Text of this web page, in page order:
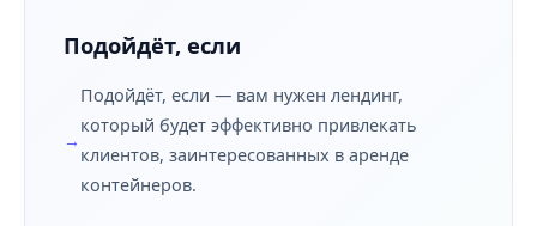
Подойдёт, если
Подойдёт, если — вам нужен лендинг,
который будет эффективно привлекать
клиентов, заинтересованных в аренде
контейнеров.